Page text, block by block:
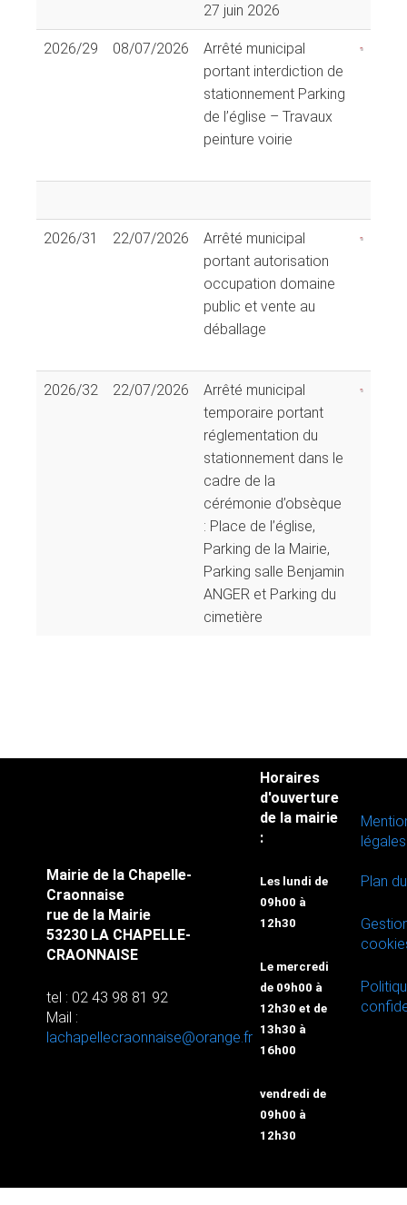
27 juin 2026
2026/29 08/07/2026
Arrêté municipal
portant interdiction de
stationnement Parking
de l’église – Travaux
peinture voirie
2026/31 22/07/2026
Arrêté municipal
portant autorisation
occupation domaine
public et vente au
déballage
2026/32 22/07/2026
Arrêté municipal
temporaire portant
réglementation du
stationnement dans le
cadre de la
cérémonie d’obsèque
: Place de l’église,
Parking de la Mairie,
Parking salle Benjamin
ANGER et Parking du
cimetière
Mairie de la Chapelle-
Craonnaise
rue de la Mairie
53230 LA CHAPELLE-
CRAONNAISE
tel : 02 43 98 81 92
Mail :
lachapellecraonnaise@orange.fr
Horaires
d'ouverture
de la mairie
:
Les lundi de
09h00 à
12h30
Le mercredi
de 09h00 à
12h30 et de
13h30 à
16h00
vendredi de
09h00 à
12h30
légales
Plan